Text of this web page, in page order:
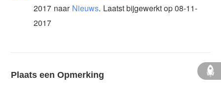
2017 naar Nieuws. Laatst bijgewerkt op 08-11-
2017
Plaats een Opmerking